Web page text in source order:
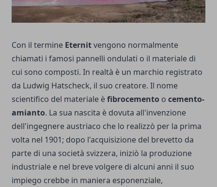
Con il termine Eternitvengono normalmente
chiamati i famosi pannelli ondulati o il materiale di
cui sono composti. In realtà è un marchio registrato
da Ludwig Hatscheck, il suo creatore. Il nome
scientifico del materiale èfibrocemento o cemento-
amianto. La sua nascita è dovuta all'invenzione
dell'ingegnere austriaco che lo realizzò per la prima
volta nel 1901; dopo l'acquisizione del brevetto da
parte di una società svizzera, iniziò la produzione
industriale e nel breve volgere di alcuni anni il suo
impiego crebbe in maniera esponenziale,